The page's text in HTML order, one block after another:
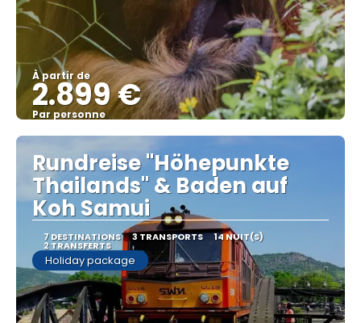
À partir de
2.899 €
Par personne
Afficher
Rundreise "Höhepunkte
Thailands" & Baden auf
Koh Samui
7 DESTINATIONS 3 TRANSPORTS 14 NUIT(S)
2 TRANSFERTS
Holiday package